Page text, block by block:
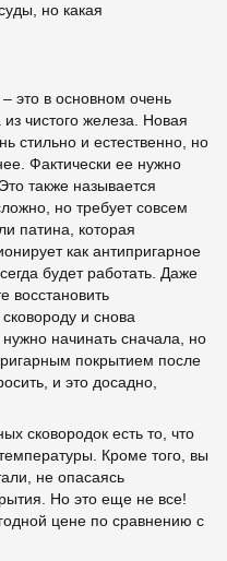
но какая
это в основном очень
чистого железа. Новая
стильно и естественно, но
Фактически ее нужно
также называется
но требует совсем
патина, которая
как антипригарное
будет работать. Даже
восстановить
и снова
начинать сначала, но
покрытием после
и это досадно,
сковородок есть то, что
Кроме того, вы
не опасаясь
Но это еще не все!
цене по сравнению с